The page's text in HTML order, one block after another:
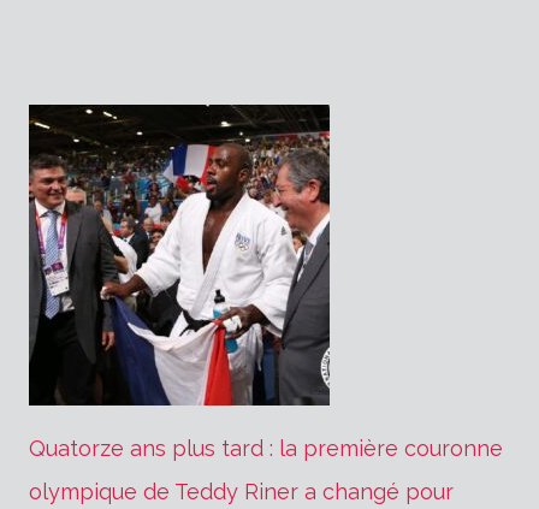
Quatorze ans plus tard : la première couronne
olympique de Teddy Riner a changé pour